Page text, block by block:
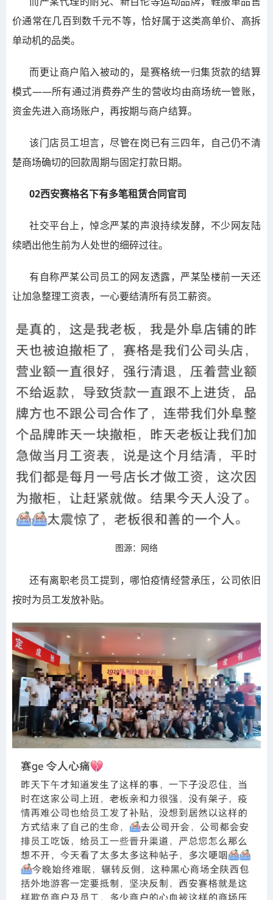
价通常在几百到数千元不等，恰好属于这类高单价、高拆
单动机的品类。
而更让商户陷入被动的，是赛格统一归集货款的结算
模式——所有通过消费券产生的营收均由商场统一管账，
资金先进入商场账户，再按期与商户结算。
该门店员工坦言，尽管在岗已有三四年，自己仍不清
楚商场确切的回款周期与固定打款日期。
02西安赛格名下有多笔租赁合同官司
社交平台上，悼念严某的声浪持续发酵，不少网友陆
续晒出他生前为人处世的细碎过往。
有自称严某公司员工的网友透露，严某坠楼前一天还
让加急整理工资表，一心要结清所有员工薪资。
图源：网络
还有离职老员工提到，哪怕疫情经营承压，公司依旧
按时为员工发放补贴。